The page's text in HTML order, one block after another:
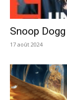
Snoop
17 août 2024